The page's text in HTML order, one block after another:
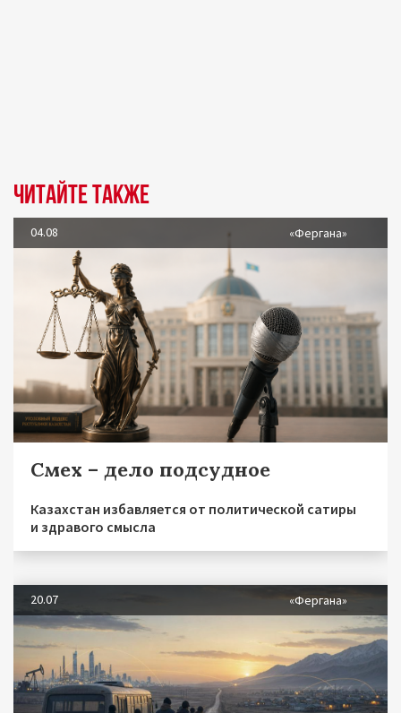
Читайте также
04.08 «Фергана»
Смех – дело подсудное
Казахстан избавляется от политической сатиры
и здравого смысла
20.07 «Фергана»